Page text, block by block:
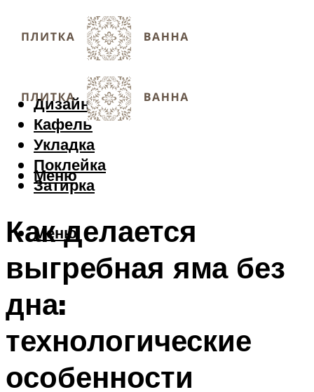
Дизайн
Кафель
Укладка
Поклейка
Затирка
Меню
Меню
Как делается
выгребная яма без
дна:
технологические
особенности